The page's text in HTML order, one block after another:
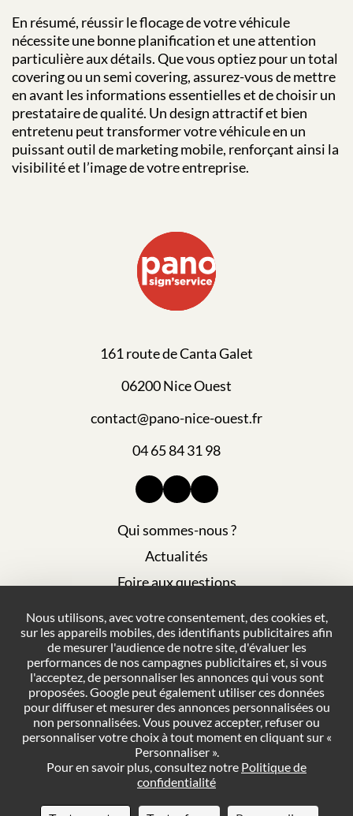
En résumé, réussir le flocage de votre véhicule
nécessite une bonne planification et une attention
particulière aux détails. Que vous optiez pour un total
covering ou un semi covering, assurez-vous de mettre
en avant les informations essentielles et de choisir un
prestataire de qualité. Un design attractif et bien
entretenu peut transformer votre véhicule en un
puissant outil de marketing mobile, renforçant ainsi la
visibilité et l’image de votre entreprise.
161 route de Canta Galet
06200 Nice Ouest
contact@pano-nice-ouest.fr
04 65 84 31 98
Qui sommes-nous ?
Actualités
Foire aux questions
Plan du site
Politique de confidentialité
Conditions générales de vente
Gestion des cookies
NOUS CONTACTER
DEMANDER UN DEVIS
Nous utilisons, avec votre consentement, des cookies et,
sur les appareils mobiles, des identifiants publicitaires afin
de mesurer l'audience de notre site, d'évaluer les
performances de nos campagnes publicitaires et, si vous
l'acceptez, de personnaliser les annonces qui vous sont
proposées. Google peut également utiliser ces données
pour diffuser et mesurer des annonces personnalisées ou
non personnalisées. Vous pouvez accepter, refuser ou
personnaliser votre choix à tout moment en cliquant sur «
Personnaliser ».
Pour en savoir plus, consultez notre Politique de
confidentialité